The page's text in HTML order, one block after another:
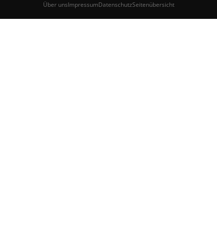
Über unsImpressumDatenschutzSeitenübersicht